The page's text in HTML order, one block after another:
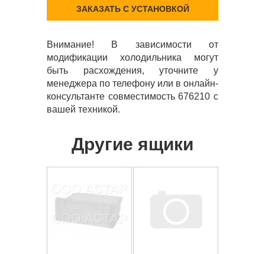
ЗАКАЗАТЬ С УСТАНОВКОЙ
Внимание! В зависимости от
модификации холодильника могут
быть расхождения, уточните у
менеджера по телефону или в онлайн-
консультанте совместимость 676210 с
вашей техникой.
Другие ящики